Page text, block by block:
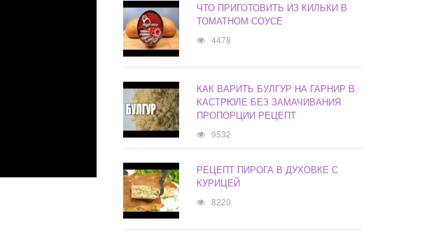
ЧТО ПРИГОТОВИТЬ ИЗ КИЛЬКИ В
ТОМАТНОМ СОУСЕ
4478
КАК ВАРИТЬ БУЛГУР НА ГАРНИР В
КАСТРЮЛЕ БЕЗ ЗАМАЧИВАНИЯ
ПРОПОРЦИИ РЕЦЕПТ
9532
РЕЦЕПТ ПИРОГА В ДУХОВКЕ С
КУРИЦЕЙ
8220